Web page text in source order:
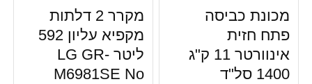
מזגנים
מחשבים וסלולר
מחשבים וסלולר, מסכי מחשב
מחשבים וסלולר,גיימינג,
מכונת כביסה
פתח חזית
אינוורטר 11 ק"ג
1400 סל"ד
מקרר 2 דלתות
מקפיא עליון 592
ליטר LG GR-
M6981SE No